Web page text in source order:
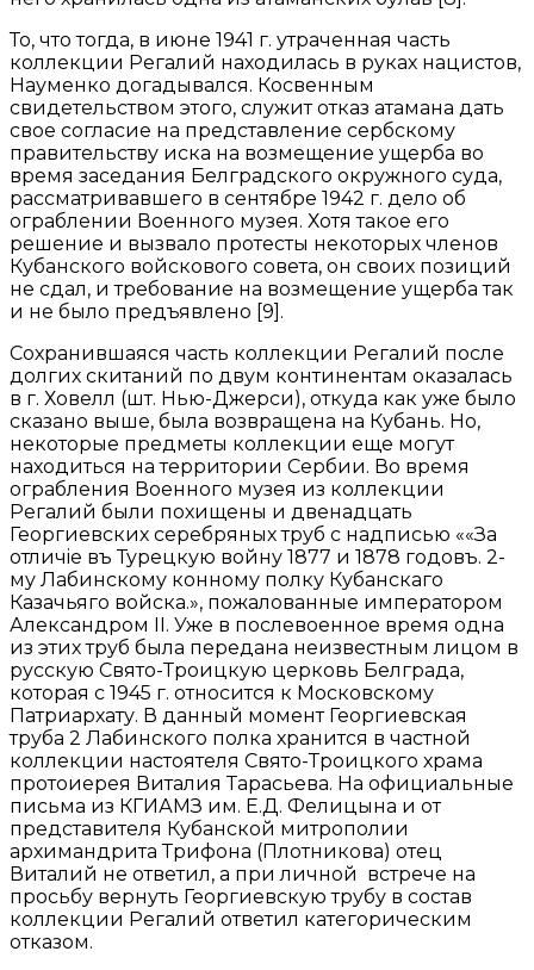
То, что тогда, в июне 1941 г. утраченная часть
коллекции Регалий находилась в руках нацистов,
Науменко догадывался. Косвенным
свидетельством этого, служит отказ атамана дать
свое согласие на представление сербскому
правительству иска на возмещение ущерба во
время заседания Белградского окружного суда,
рассматривавшего в сентябре 1942 г. дело об
ограблении Военного музея. Хотя такое его
решение и вызвало протесты некоторых членов
Кубанского войскового совета, он своих позиций
не сдал, и требование на возмещение ущерба так
и не было предъявлено [9].
Сохранившаяся часть коллекции Регалий после
долгих скитаний по двум континентам оказалась
в г. Ховелл (шт. Нью-Джерси), откуда как уже было
сказано выше, была возвращена на Кубань. Но,
некоторые предметы коллекции еще могут
находиться на территории Сербии. Во время
ограбления Военного музея из коллекции
Регалий были похищены и двенадцать
Георгиевских серебряных труб с надписью ««За
отличiе въ Турецкую войну 1877 и 1878 годовъ. 2-
му Лабинскому конному полку Кубанскаго
Казачьяго войска.», пожалованные императором
Александром II. Уже в послевоенное время одна
из этих труб была передана неизвестным лицом в
русскую Свято-Троицкую церковь Белграда,
которая с 1945 г. относится к Московскому
Патриархату. В данный момент Георгиевская
труба 2 Лабинского полка хранится в частной
коллекции настоятеля Свято-Троицкого храма
протоиерея Виталия Тарасьева. На официальные
письма из КГИАМЗ им. Е.Д. Фелицына и от
представителя Кубанской митрополии
архимандрита Трифона (Плотникова) отец
Виталий не ответил, а при личной встрече на
просьбу вернуть Георгиевскую трубу в состав
коллекции Регалий ответил категорическим
отказом.